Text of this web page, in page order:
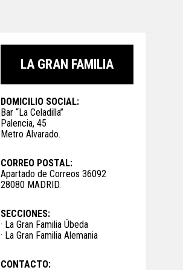
LA GRAN FAMILIA
DOMICILIO SOCIAL:
Bar “La Celadilla”
Palencia, 45
Metro Alvarado.
CORREO POSTAL:
Apartado de Correos 36092
28080 MADRID.
SECCIONES:
· La Gran Familia Úbeda
· La Gran Familia Alemania
CONTACTO: